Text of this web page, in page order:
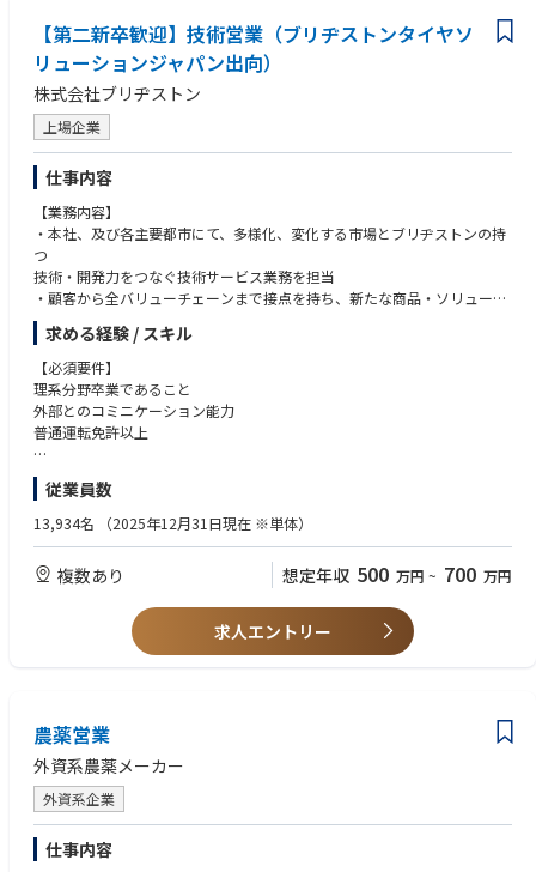
【第二新卒歓迎】技術営業（ブリヂストンタイヤソ
リューションジャパン出向）
株式会社ブリヂストン
上場企業
仕事内容
【業務内容】
・本社、及び各主要都市にて、多様化、変化する市場とブリヂストンの持
つ
技術・開発力をつなぐ技術サービス業務を担当
・顧客から全バリューチェーンまで接点を持ち、新たな商品・ソリューシ
ョン・サービスの開発・提案業務
【ブリヂストンタイヤソリューションジャパン技術サービス重点方針】
車両の変化、消費者・ユーザーの多様化、競合各社の動き等を現場感度を
もって的確に捉え、新たな商品・サービス、新しい社会価値、顧客価値の
永続的創出を推進することを目的に下記重点事項に取り組んでいます
(重点課題)
2.コンセプト策定/商品開発業務(市場把握と開発提言、商品市場性評価等)
3.高品質タイヤメンテナンスに向けた指導、商品/価値化推進
4.Gr内ソリューション人財、セールスマンの人材育成の推進
■キャリアパスイメージ
門ローテーションの可能性あり
(国内での転居を伴う異動あり)
求める経験 / スキル
【必須要件】
理系分野卒業であること
外部とのコミニケーション能力
普通運転免許以上
【歓迎要件】
プレゼンテーション能力、PC基本スキル、データ分析、マーケティング知
識
従業員数
13,934名 （2025年12月31日現在 ※単体）
複数あり 想定年収 500 万円 ~ 700 万円
求人エントリー
農薬営業
外資系農薬メーカー
外資系企業
仕事内容